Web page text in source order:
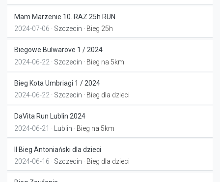
Mam Marzenie 10. RAZ 25h RUN
2024-07-06 · Szczecin · Bieg 25h
Biegowe Bulwarove 1 / 2024
2024-06-22 · Szczecin · Bieg na 5km
Bieg Kota Umbriagi 1 / 2024
2024-06-22 · Szczecin · Bieg dla dzieci
DaVita Run Lublin 2024
2024-06-21 · Lublin · Bieg na 5km
II Bieg Antoniański dla dzieci
2024-06-16 · Szczecin · Bieg dla dzieci